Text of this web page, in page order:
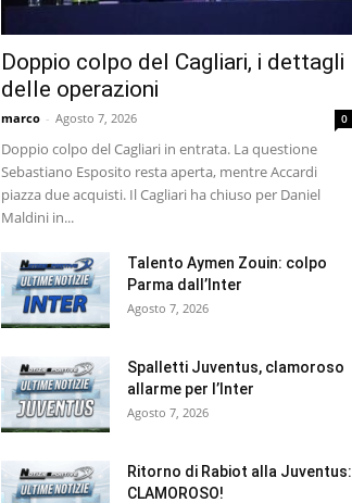
Doppio colpo del Cagliari, i dettagli
delle operazioni
marco - Agosto 7, 2026 0
Doppio colpo del Cagliari in entrata. La questione
Sebastiano Esposito resta aperta, mentre Accardi
piazza due acquisti. Il Cagliari ha chiuso per Daniel
Maldini in...
Talento Aymen Zouin: colpo
Parma dall’Inter
Agosto 7, 2026
Spalletti Juventus, clamoroso
allarme per l’Inter
Agosto 7, 2026
Ritorno di Rabiot alla Juventus:
CLAMOROSO!